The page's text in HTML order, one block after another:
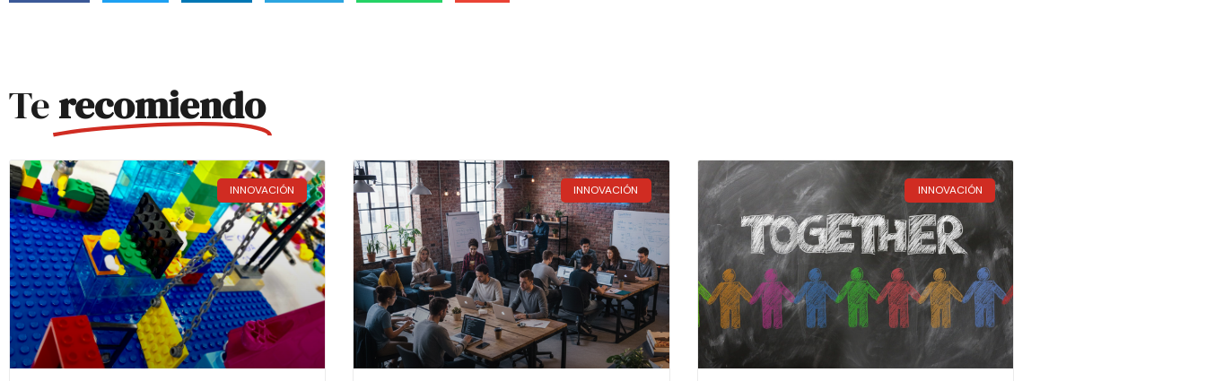
Terecomiendo
INNOVACIÓN INNOVACIÓN INNOVACIÓN